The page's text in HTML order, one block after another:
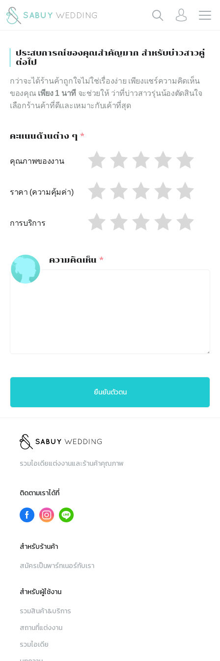
ประสบการณ์ของคุณสำคัญมาก สำหรับบ่าวสาวคู่
ต่อไป
กว่าจะได้ร้านค้าถูกใจไม่ใช่เรื่องง่าย เพียงแชร์ความคิดเห็น
ของคุณ เพียง 1 นาที จะช่วยให้ ว่าที่บ่าวสาวรุ่นน้องตัดสินใจ
เลือกร้านค้าที่ดีและเหมาะกับเค้าที่สุด
คะแนนด้านต่าง ๆ *
คุณภาพของงาน
ราคา (ความคุ้มค่า)
การบริการ
ความคิดเห็น *
ยืนยันตัวตน
รวมไอเดียแต่งงานและร้านค้าคุณภาพ
ติดตามเราได้ที่
สำหรับร้านค้า
สมัครเป็นพาร์ทเนอร์กับเรา
สำหรับผู้ใช้งาน
รวมสินค้า&บริการ
สถานที่แต่งงาน
รวมไอเดีย